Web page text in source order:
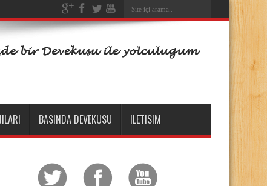
BASINDA DEVEKUSU ILETISIM